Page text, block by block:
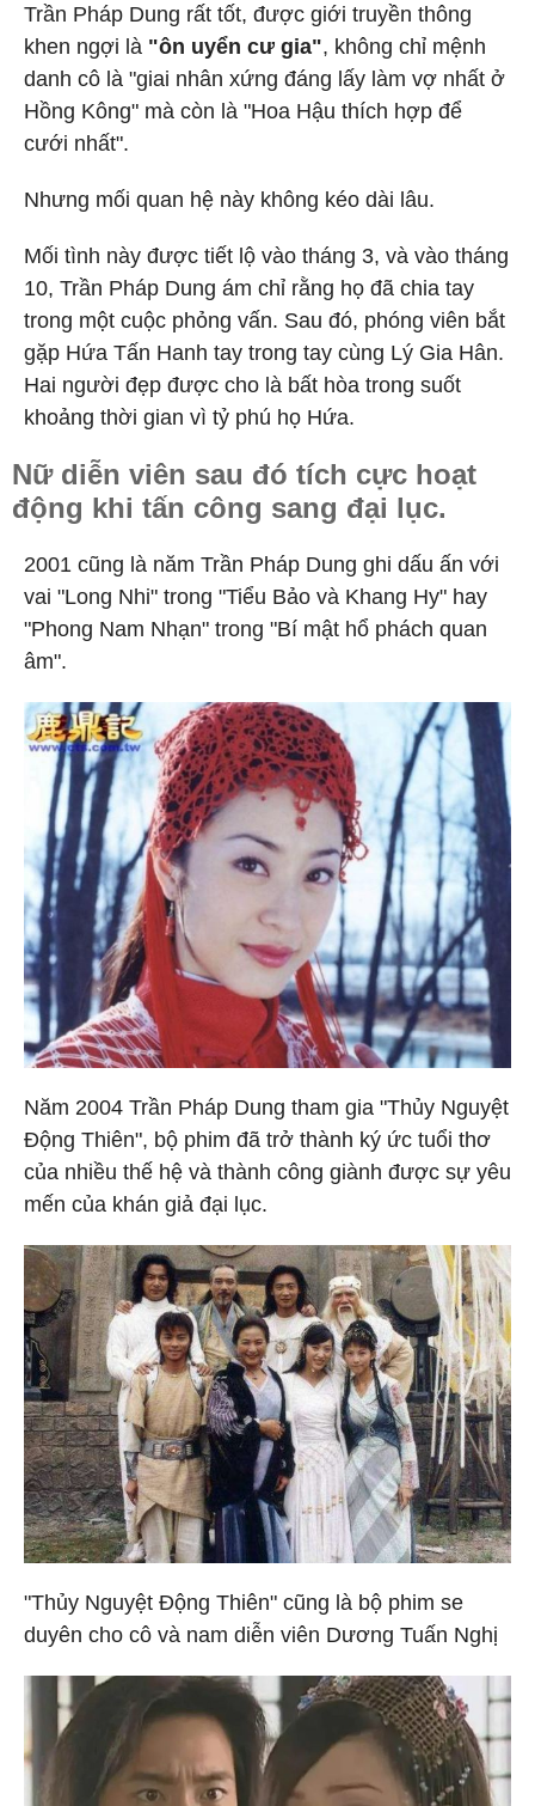
Trần Pháp Dung rất tốt, được giới truyền thông
khen ngợi là "ôn uyển cư gia", không chỉ mệnh
danh cô là "giai nhân xứng đáng lấy làm vợ nhất ở
Hồng Kông" mà còn là "Hoa Hậu thích hợp để
cưới nhất".
Nhưng mối quan hệ này không kéo dài lâu.
Mối tình này được tiết lộ vào tháng 3, và vào tháng
10, Trần Pháp Dung ám chỉ rằng họ đã chia tay
trong một cuộc phỏng vấn. Sau đó, phóng viên bắt
gặp Hứa Tấn Hanh tay trong tay cùng Lý Gia Hân.
Hai người đẹp được cho là bất hòa trong suốt
khoảng thời gian vì tỷ phú họ Hứa.
Nữ diễn viên sau đó tích cực hoạt
động khi tấn công sang đại lục.
2001 cũng là năm Trần Pháp Dung ghi dấu ấn với
vai "Long Nhi" trong "Tiểu Bảo và Khang Hy" hay
"Phong Nam Nhạn" trong "Bí mật hổ phách quan
âm".
Năm 2004 Trần Pháp Dung tham gia "Thủy Nguyệt
Động Thiên", bộ phim đã trở thành ký ức tuổi thơ
của nhiều thế hệ và thành công giành được sự yêu
mến của khán giả đại lục.
"Thủy Nguyệt Động Thiên" cũng là bộ phim se
duyên cho cô và nam diễn viên Dương Tuấn Nghị